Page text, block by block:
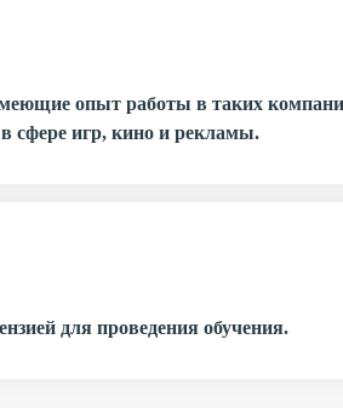
опыт работы в таких
сфере игр, кино и рекламы.
для проведения обучения.